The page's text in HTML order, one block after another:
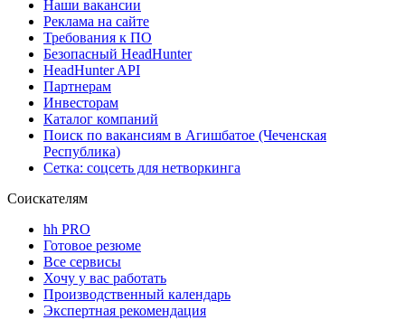
Наши вакансии
Реклама на сайте
Требования к ПО
Безопасный HeadHunter
HeadHunter API
Партнерам
Инвесторам
Каталог компаний
Поиск по вакансиям в Агишбатое (Чеченская
Республика)
Сетка: соцсеть для нетворкинга
Соискателям
hh PRO
Готовое резюме
Все сервисы
Хочу у вас работать
Производственный календарь
Экспертная рекомендация